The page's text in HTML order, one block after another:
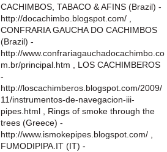
CACHIMBOS, TABACO & AFINS (Brazil) -
http://docachimbo.blogspot.com/ ,
CONFRARIA GAUCHA DO CACHIMBOS
(Brazil) -
http://www.confrariagauchadocachimbo.co
m.br/principal.htm , LOS CACHIMBEROS
-
http://loscachimberos.blogspot.com/2009/
11/instrumentos-de-navegacion-iii-
pipes.html , Rings of smoke through the
trees (Greece) -
http://www.ismokepipes.blogspot.com/ ,
FUMODIPIPA.IT (IT) -